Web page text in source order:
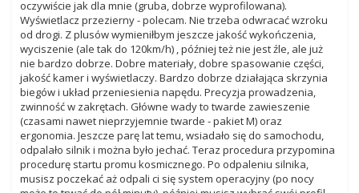
oczywiście jak dla mnie (gruba, dobrze wyprofilowana).
Wyświetlacz przezierny - polecam. Nie trzeba odwracać wzroku
od drogi. Z plusów wymieniłbym jeszcze jakość wykończenia,
wyciszenie (ale tak do 120km/h) , później też nie jest źle, ale już
nie bardzo dobrze. Dobre materiały, dobre spasowanie części,
jakość kamer i wyświetlaczy. Bardzo dobrze działająca skrzynia
biegów i układ przeniesienia napędu. Precyzja prowadzenia,
zwinność w zakrętach. Główne wady to twarde zawieszenie
(czasami nawet nieprzyjemnie twarde - pakiet M) oraz
ergonomia. Jeszcze parę lat temu, wsiadało się do samochodu,
odpalało silnik i można było jechać. Teraz procedura przypomina
procedurę startu promu kosmicznego. Po odpaleniu silnika,
musisz poczekać aż odpali ci się system operacyjny (po nocy